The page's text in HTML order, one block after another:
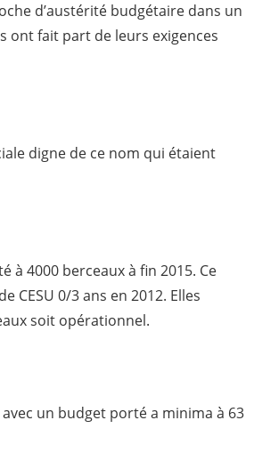
d’austérité budgétaire dans un
ont fait part de leurs exigences
digne de ce nom qui étaient
à 4000 berceaux à fin 2015. Ce
CESU 0/3 ans en 2012. Elles
soit opérationnel.
un budget porté a minima à 63